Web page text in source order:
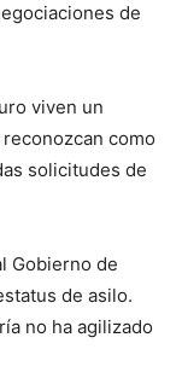
de
viven un
como
solicitudes de
Gobierno de
de asilo.
no ha agilizado